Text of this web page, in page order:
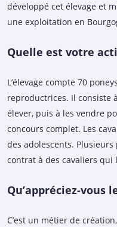
développé cet élevage et
une exploitation en
Quelle est votre
L’élevage compte 70
reproductrices. Il consiste
élever, puis à les vendre
concours complet. Les
des adolescents.
contrat à des cavaliers
Qu’appréciez-vous
C’est un métier de